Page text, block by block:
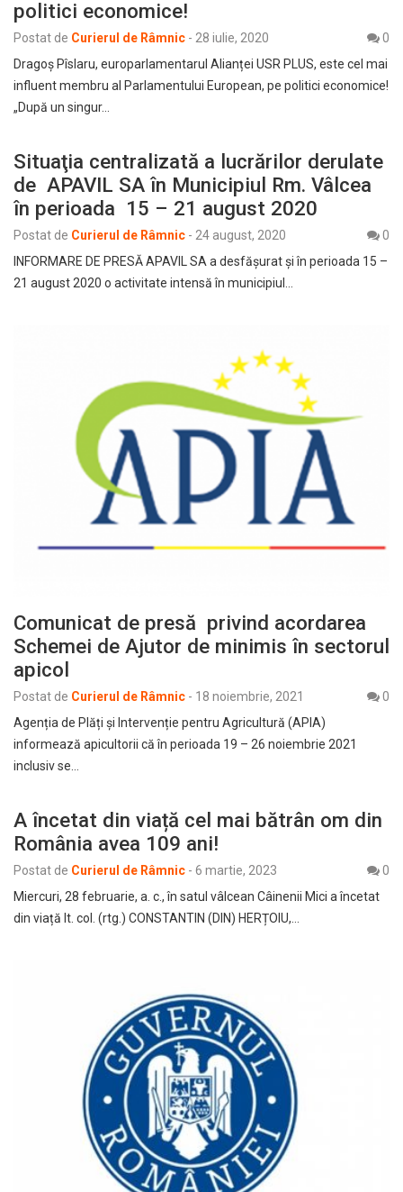
politici economice!
Postat de Curierul de Râmnic - 28 iulie, 2020
0
Dragoș Pîslaru, europarlamentarul Alianței USR PLUS, este cel mai
influent membru al Parlamentului European, pe politici economice!
„După un singur…
Situaţia centralizată a lucrărilor derulate
de APAVIL SA în Municipiul Rm. Vâlcea
în perioada 15 – 21 august 2020
Postat de Curierul de Râmnic - 24 august, 2020
0
INFORMARE DE PRESĂ APAVIL SA a desfăşurat şi în perioada 15 –
21 august 2020 o activitate intensă în municipiul…
Comunicat de presă privind acordarea
Schemei de Ajutor de minimis în sectorul
apicol
Postat de Curierul de Râmnic - 18 noiembrie, 2021
0
Agenția de Plăți și Intervenție pentru Agricultură (APIA)
informează apicultorii că în perioada 19 – 26 noiembrie 2021
inclusiv se…
A încetat din viață cel mai bătrân om din
România avea 109 ani!
Postat de Curierul de Râmnic - 6 martie, 2023
0
Miercuri, 28 februarie, a. c., în satul vâlcean Câinenii Mici a încetat
din viață lt. col. (rtg.) CONSTANTIN (DIN) HERȚOIU,…